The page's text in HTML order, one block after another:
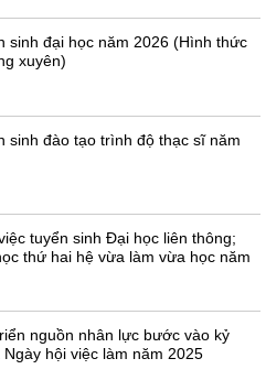
sinh đại học năm 2026 (Hình thức
xuyên)
sinh đào tạo trình độ thạc sĩ năm
tuyển sinh Đại học liên thông;
thứ hai hệ vừa làm vừa học năm
nguồn nhân lực bước vào kỷ
hội việc làm năm 2025